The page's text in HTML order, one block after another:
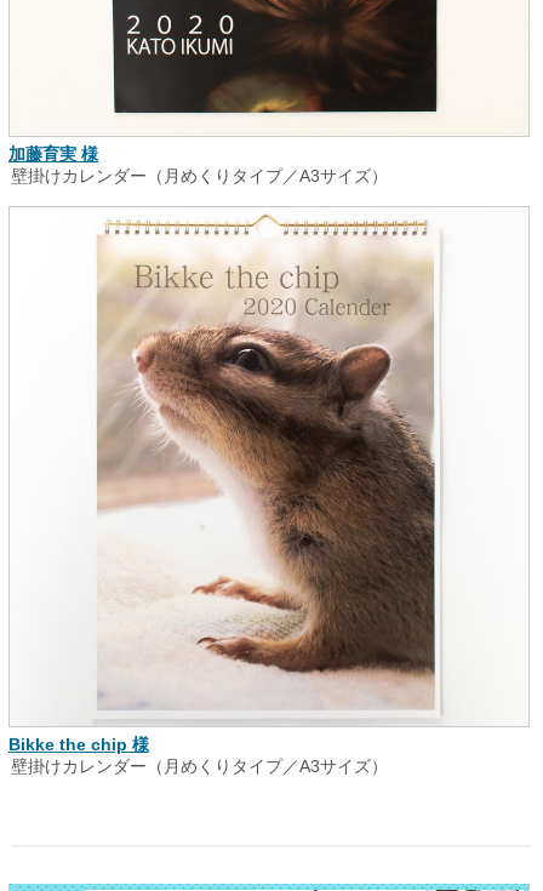
加藤育実 様
壁掛けカレンダー（月めくりタイプ／A3サイズ）
Bikke the chip 様
壁掛けカレンダー（月めくりタイプ／A3サイズ）